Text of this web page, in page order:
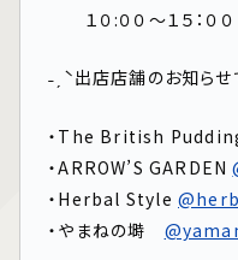
１０:００〜１５：００
˗ˏˋ出店店舗のお知らせ
・The British
・ARROW’S GARDEN
・Herbal Style
・やまねの塒